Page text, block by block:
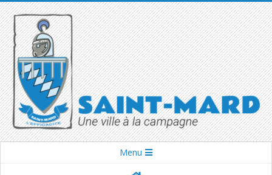
Skip
to
content
SAINT-
Menu